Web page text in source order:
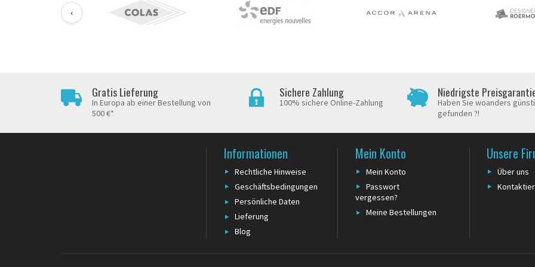
‹
Gratis Lieferung
In Europa ab einer Bestellung von
500 €*
Sichere Zahlung
100% sichere Online-Zahlung
Niedrigste
Haben Sie woanders
gefunden ?!
Informationen
Rechtliche Hinweise
Geschäftsbedingungen
Persönliche Daten
Lieferung
Blog
Mein Konto
Mein Konto
Passwort
vergessen?
Meine Bestellungen
Unsere
Über uns